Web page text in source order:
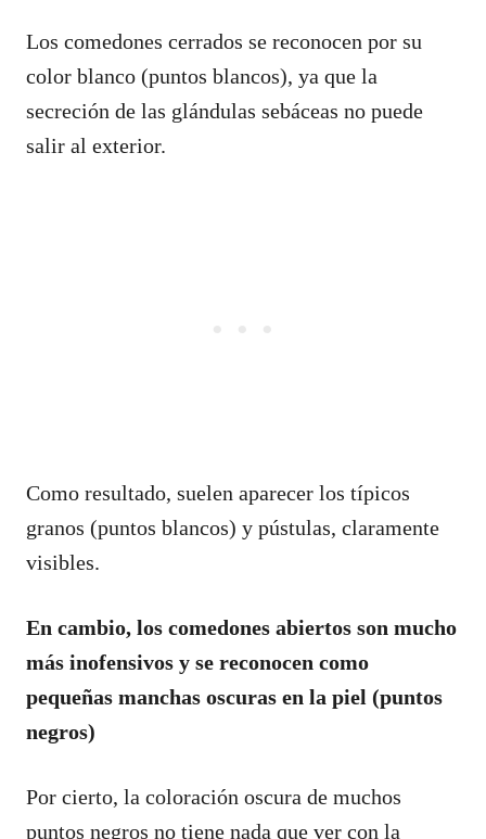
Los comedones cerrados se reconocen por su
color blanco (puntos blancos), ya que la
secreción de las glándulas sebáceas no puede
salir al exterior.
Como resultado, suelen aparecer los típicos
granos (puntos blancos) y pústulas, claramente
visibles.
En cambio, los comedones abiertos son mucho
más inofensivos y se reconocen como
pequeñas manchas oscuras en la piel (puntos
negros)
Por cierto, la coloración oscura de muchos
puntos negros no tiene nada que ver con la